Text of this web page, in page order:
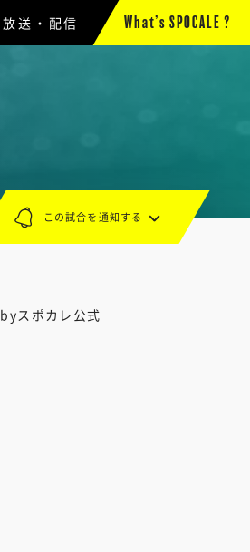
放送・配信 What’s SPOCALE ?
byスポカレ公式
この試合を通知する